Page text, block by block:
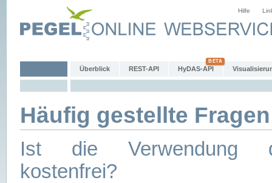
Hilfe
Überblick REST-API HyDAS-API
Häufig gestellte
Ist die Verwendung
kostenfrei?